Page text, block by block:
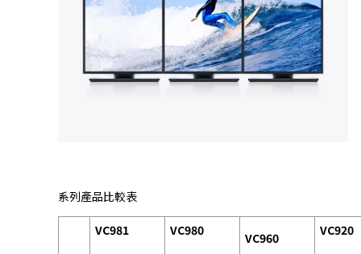
系列產品比較表
VC981 VC980 VC960 VC920